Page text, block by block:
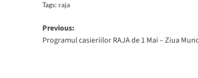
Tags: raja
Post
navigation
Previous:
Programul casieriilor RAJA de 1 Mai – Ziua